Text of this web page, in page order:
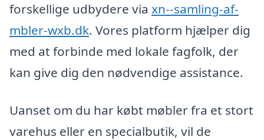
forskellige udbydere via xn--samling-af-
mbler-wxb.dk. Vores platform hjælper dig
med at forbinde med lokale fagfolk, der
kan give dig den nødvendige assistance.
Uanset om du har købt møbler fra et stort
varehus eller en specialbutik, vil de